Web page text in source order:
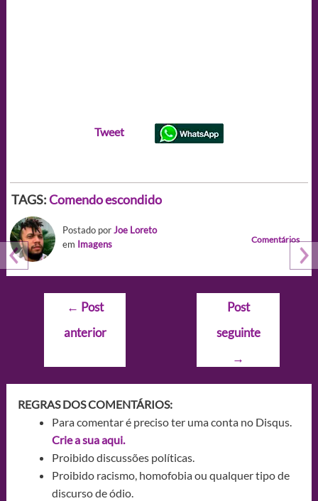
Tweet
TAGS:Comendo escondido
Postado porJoe Loreto
em Imagens Comentários
Navegação
Post
← Post
anterior
Post
seguinte
→
REGRAS DOS COMENTÁRIOS:
Para comentar é preciso ter uma conta no Disqus.
Crie a sua aqui.
Proibido discussões políticas.
Proibido racismo, homofobia ou qualquer tipo de
discurso de ódio.